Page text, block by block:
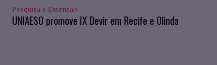
Pesquisa e Extensão
UNIAESO promove IX Devir em Recife e Olinda